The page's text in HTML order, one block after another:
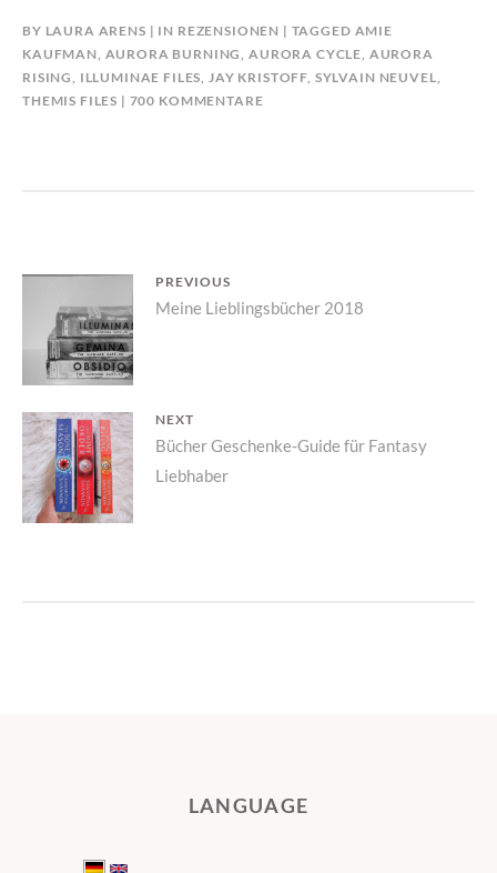
BY LAURA ARENS IN REZENSIONEN TAGGED AMIE
KAUFMAN, AURORA BURNING,AURORA CYCLE, AURORA
RISING, ILLUMINAE FILES,JAY KRISTOFF, SYLVAIN NEUVEL,
THEMIS FILES
700 KOMMENTAREZU
Beitrags-
Navigation
PREVIOUS
Previous
post:
Meine Lieblingsbücher 2018
NEXT
Next
post:
Bücher Geschenke-Guide für Fantasy
Liebhaber
LANGUAGE